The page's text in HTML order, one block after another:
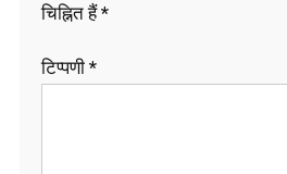
चिह्नित हैं*
टिप्पणी *